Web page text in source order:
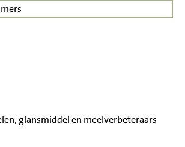
glansmiddel en meelverbeteraars